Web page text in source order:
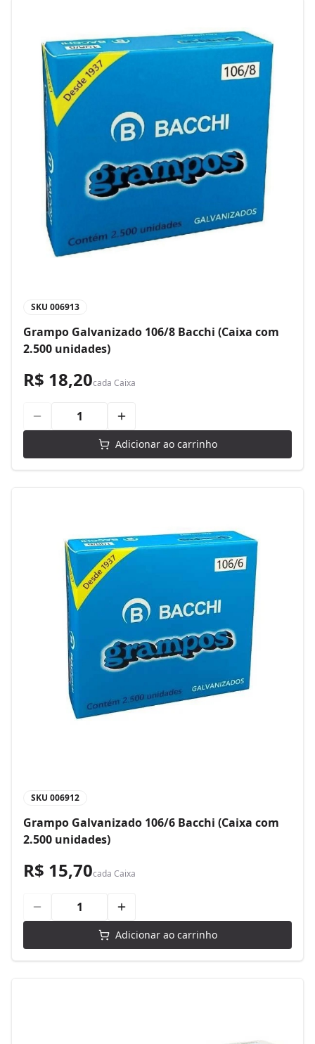
SKU 006913
Grampo Galvanizado 106/8 Bacchi (Caixa com
2.500 unidades)
R$ 18,20cada Caixa
Adicionar ao carrinho
SKU 006912
Grampo Galvanizado 106/6 Bacchi (Caixa com
2.500 unidades)
R$ 15,70cada Caixa
Adicionar ao carrinho